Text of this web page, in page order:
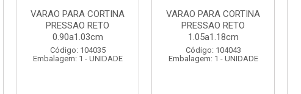
VARAO PARA CORTINA
PRESSAO RETO
1.20a1.33cm
Código: 104051
Embalagem: 1 - UNIDADE
VARAO PARA CORTINA
PRESSAO RETO
1.35a1.48cm
Código: 104060
Embalagem: 1 - UNIDADE